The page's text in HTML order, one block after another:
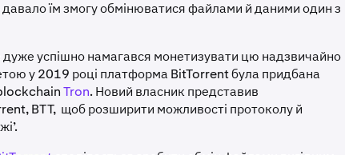
їм змогу обмінюватися файлами й даними один з
дуже успішно намагався монетизувати цю надзвичайно
у 2019 році платформа BitTorrent була придбана
Tron. Новий власник представив
BTT, щоб розширити можливості протоколу й